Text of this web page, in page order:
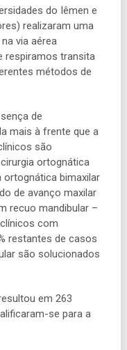
do Iêmen e
realizaram uma
via aérea
respiramos transita
métodos de
de
mais à frente que a
são
ortognática
ortognática bimaxilar
de avanço maxilar
recuo mandibular –
com
restantes de casos
são solucionados
em 263
se para a